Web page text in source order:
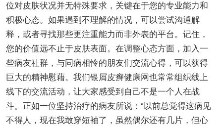
位对皮肤状况并无特殊要求，关键在于您的专业能力和
积极心态。如果遇到不理解的情况，可以尝试沟通解
释，或者寻找那些更注重能力而非外表的平台。记住，
您的价值远不止于皮肤表面。在调整心态方面，加入一
些病友社群，与同病相怜的朋友们交流心得，可以获得
巨大的精神慰藉。我们银屑皮癣健康网也常常组织线上
线下的交流活动，让大家感受到自己不是一个人在战
斗。正如一位坚持治疗的病友所说：“以前总觉得这病见
不得人，现在我敢穿短袖了，虽然偶尔还有几片，但心